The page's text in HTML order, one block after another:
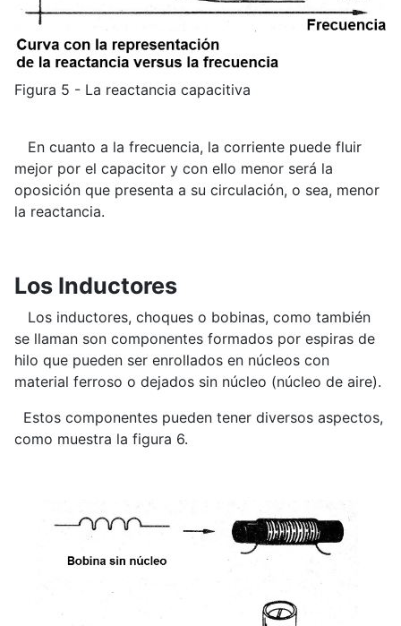
Figura 5 - La reactancia capacitiva
En cuanto a la frecuencia, la corriente puede fluir
mejor por el capacitor y con ello menor será la
oposición que presenta a su circulación, o sea, menor
la reactancia.
Los Inductores
Los inductores, choques o bobinas, como también
se llaman son componentes formados por espiras de
hilo que pueden ser enrollados en núcleos con
material ferroso o dejados sin núcleo (núcleo de aire).
Estos componentes pueden tener diversos aspectos,
como muestra la figura 6.